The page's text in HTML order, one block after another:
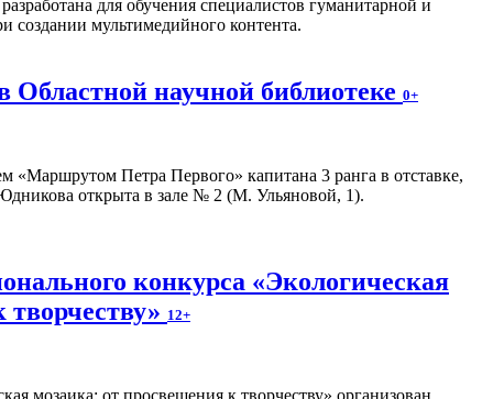
для обучения специалистов гуманитарной и
создании мультимедийного контента.
научной библиотеке 0+
«Маршрутом Петра Первого» капитана 3 ранга в отставке,
открыта в зале № 2 (М. Ульяновой, 1).
конкурса «Экологическая
12+
мозаика: от просвещения к творчеству» организован